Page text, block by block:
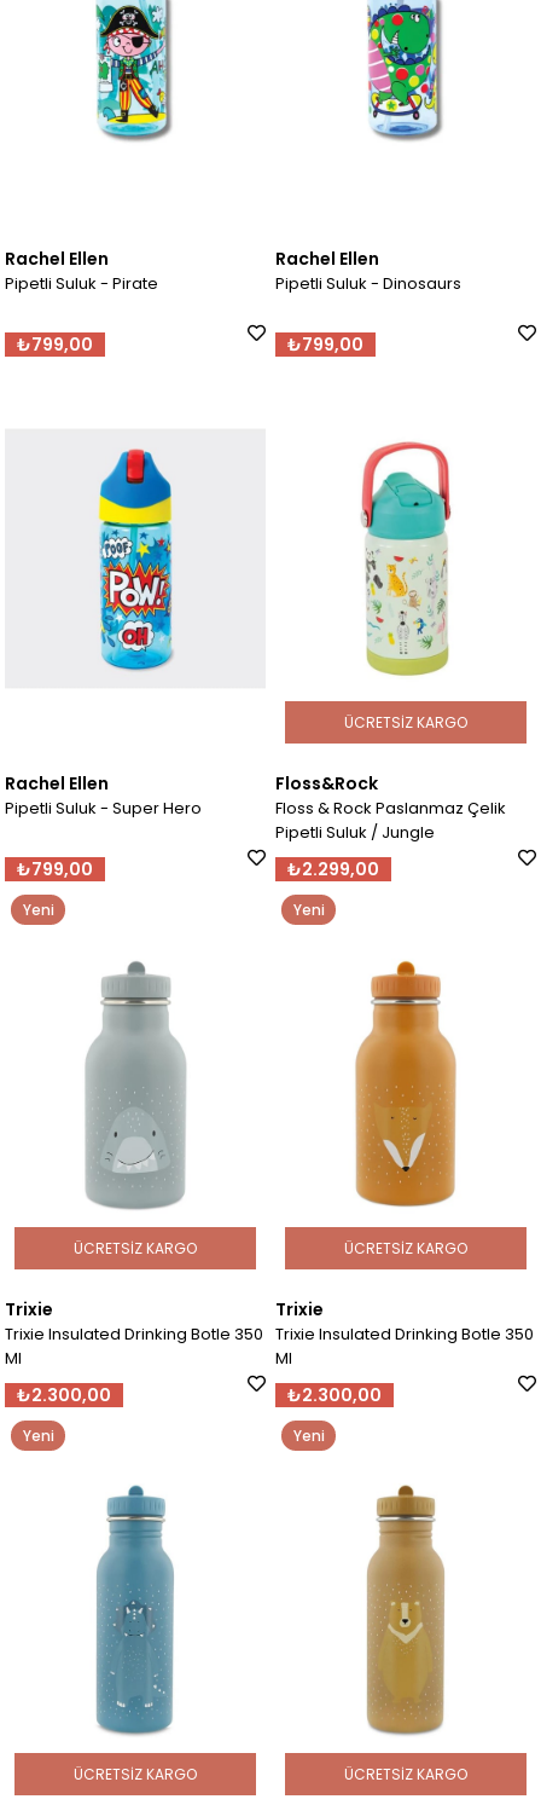
Rachel Ellen
Pipetli Suluk - Pirate
₺799,00
Rachel Ellen
Pipetli Suluk - Dinosaurs
₺799,00
Rachel Ellen
Pipetli Suluk - Super Hero
₺799,00
Floss&Rock
Floss & Rock Paslanmaz Çelik
Pipetli Suluk / Jungle
₺2.299,00
ÜCRETSIZ KARGO
Trixie
Trixie Insulated Drinking Botle 350
Ml
₺2.300,00
ÜCRETSIZ KARGO
Yeni
Trixie
Trixie Insulated Drinking Botle 350
Ml
₺2.300,00
ÜCRETSIZ KARGO
Yeni
ÜCRETSIZ KARGO
Yeni
ÜCRETSIZ KARGO
Yeni